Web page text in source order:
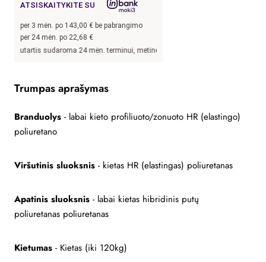
ATSISKAITYKITE SU
per 3 mėn. po 143,00 € be pabrangimo
per 24 mėn. po 22,68 €
24 mėn. terminui, metinė palūkanų norma –
Trumpas aprašymas
Branduolys - labai kieto profiliuoto/zonuoto HR (elastingo)
poliuretano
Viršutinis sluoksnis - kietas HR (elastingas) poliuretanas
Apatinis sluoksnis - labai kietas hibridinis putų
poliuretanas poliuretanas
Kietumas - Kietas (iki 120kg)